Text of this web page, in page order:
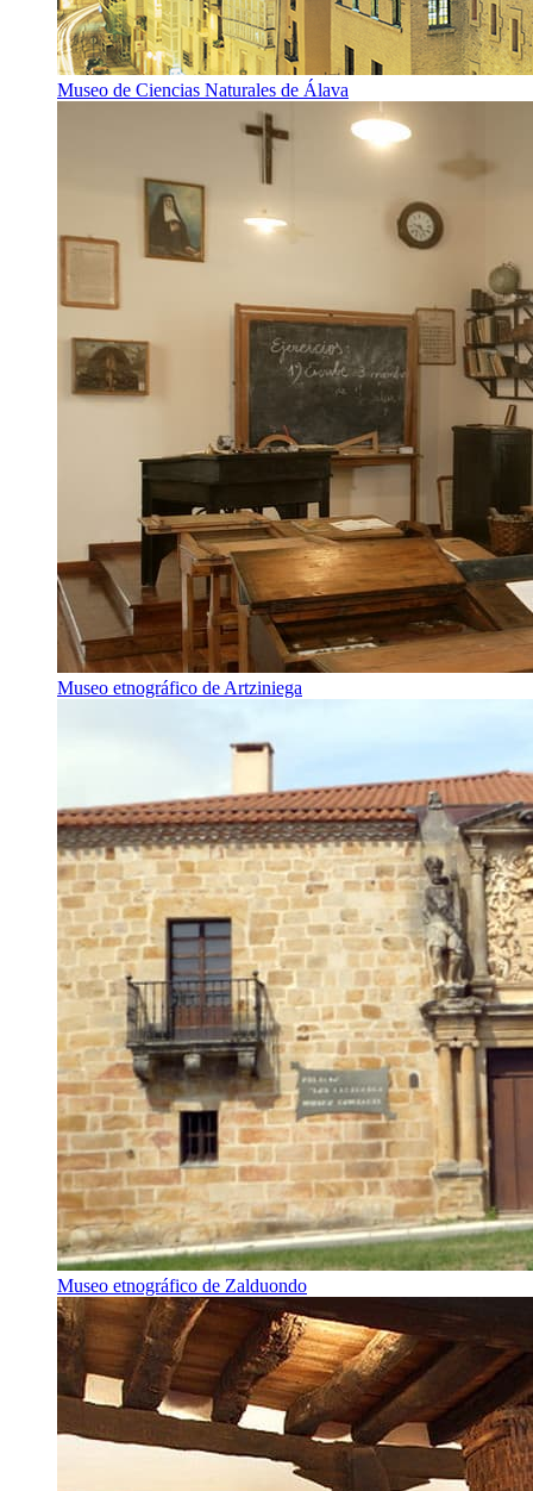
Museo de Ciencias Naturales de Álava
Museo etnográfico de Artziniega
Museo etnográfico de Zalduondo